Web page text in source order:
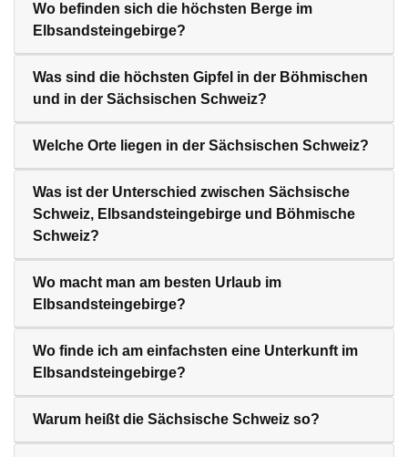
Wo befinden sich die höchsten Berge im
Elbsandsteingebirge?
Was sind die höchsten Gipfel in der Böhmischen
und in der Sächsischen Schweiz?
Welche Orte liegen in der Sächsischen Schweiz?
Was ist der Unterschied zwischen Sächsische
Schweiz, Elbsandsteingebirge und Böhmische
Schweiz?
Wo macht man am besten Urlaub im
Elbsandsteingebirge?
Wo finde ich am einfachsten eine Unterkunft im
Elbsandsteingebirge?
Warum heißt die Sächsische Schweiz so?